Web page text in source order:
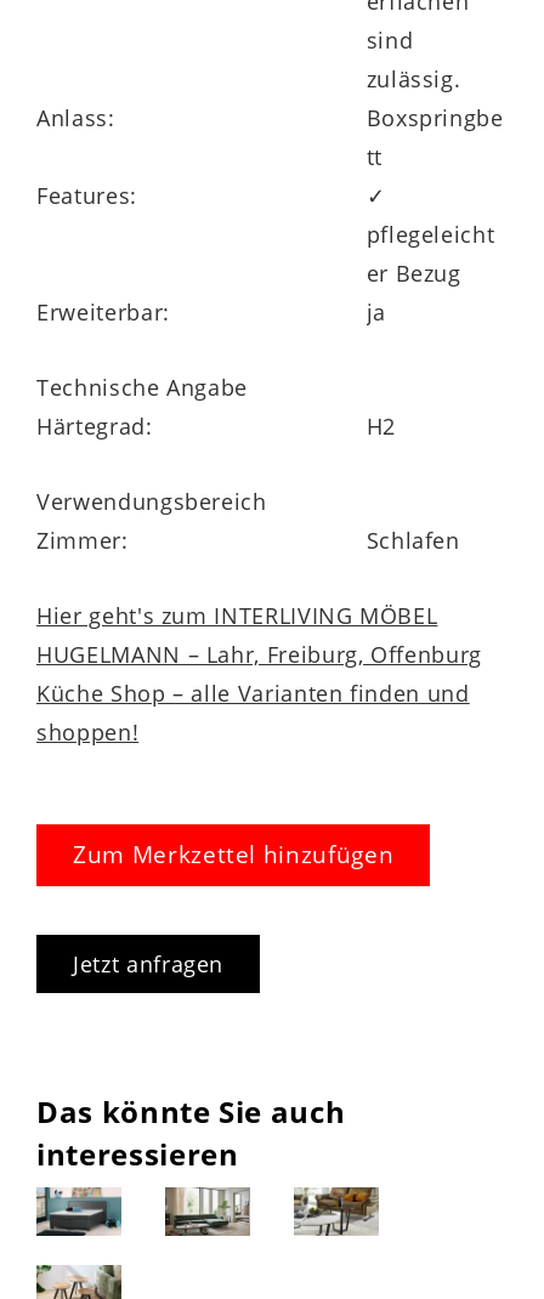
sind
zulässig.
Anlass:
Boxspringbe
tt
Features:
✓
pflegeleicht
er Bezug
Erweiterbar:
ja
Technische Angabe
Härtegrad:
H2
Verwendungsbereich
Zimmer:
Schlafen
Hier geht's zum INTERLIVING MÖBEL
HUGELMANN – Lahr, Freiburg, Offenburg
Küche Shop – alle Varianten finden und
shoppen!
Zum Merkzettel hinzufügen
Jetzt anfragen
Das könnte Sie auch
interessieren